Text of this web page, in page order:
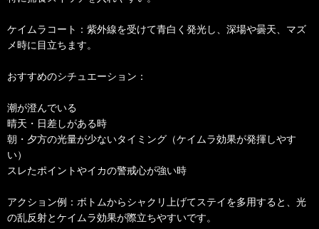
ケイムラコート：紫外線を受けて青白く発光し、深場や曇天、マズ
メ時に目立ちます。
おすすめのシチュエーション：
潮が澄んでいる
晴天・日差しがある時
朝・夕方の光量が少ないタイミング（ケイムラ効果が発揮しやす
い）
スレたポイントやイカの警戒心が強い時
アクション例：ボトムからシャクリ上げてステイを多用すると、光
の乱反射とケイムラ効果が際立ちやすいです。